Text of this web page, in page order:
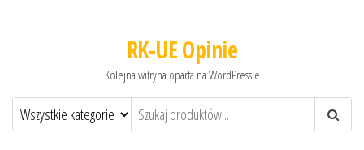
RK-UE Opinie
Kolejna witryna oparta na WordPressie